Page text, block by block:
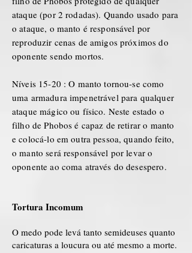
ataque (por 2 rodadas). Quando usado para
o ataque, o manto é responsável por
reproduzir cenas de amigos próximos do
oponente sendo mortos.
Níveis 15-20 : O manto tornou-se como
uma armadura impenetrável para qualquer
ataque mágico ou físico. Neste estado o
filho de Phobos é capaz de retirar o manto
e colocá-lo em outra pessoa, quando feito,
o manto será responsável por levar o
oponente ao coma através do desespero.
Tortura Incomum
O medo pode levá tanto semideuses quanto
caricaturas a loucura ou até mesmo a morte.